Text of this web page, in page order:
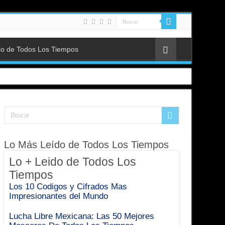
de Todos Los Tiempos
Lo Más Leído de Todos Los Tiempos
Lo + Leido de Todos Los
Tiempos
Los 10 Codigos y Cifrados Mas
Impresionantes del Mundo
Lucha Libre Mexicana: Las 50 Mejores